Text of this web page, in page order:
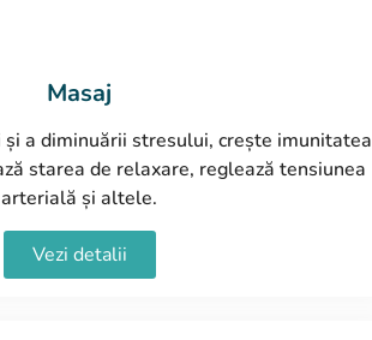
Masaj
a diminuării stresului, crește imunitatea
starea de relaxare, reglează tensiunea
arterială și altele.
Vezi detalii